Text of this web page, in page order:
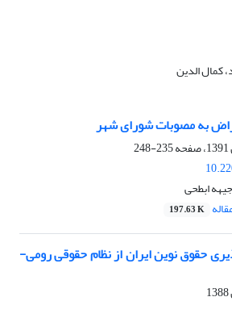
کمال الدین
به مصوبات شورای شهر
235-248
ابطحی
197.63 K
حقوق نوین ایران از نظام حقوقی رومی-